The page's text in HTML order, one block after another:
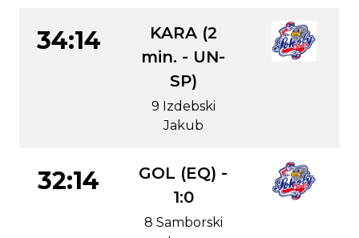
34:14
KARA (2
min. - UN-
SP)
9 Izdebski
Jakub
32:14
GOL (EQ) -
1:0
8 Samborski